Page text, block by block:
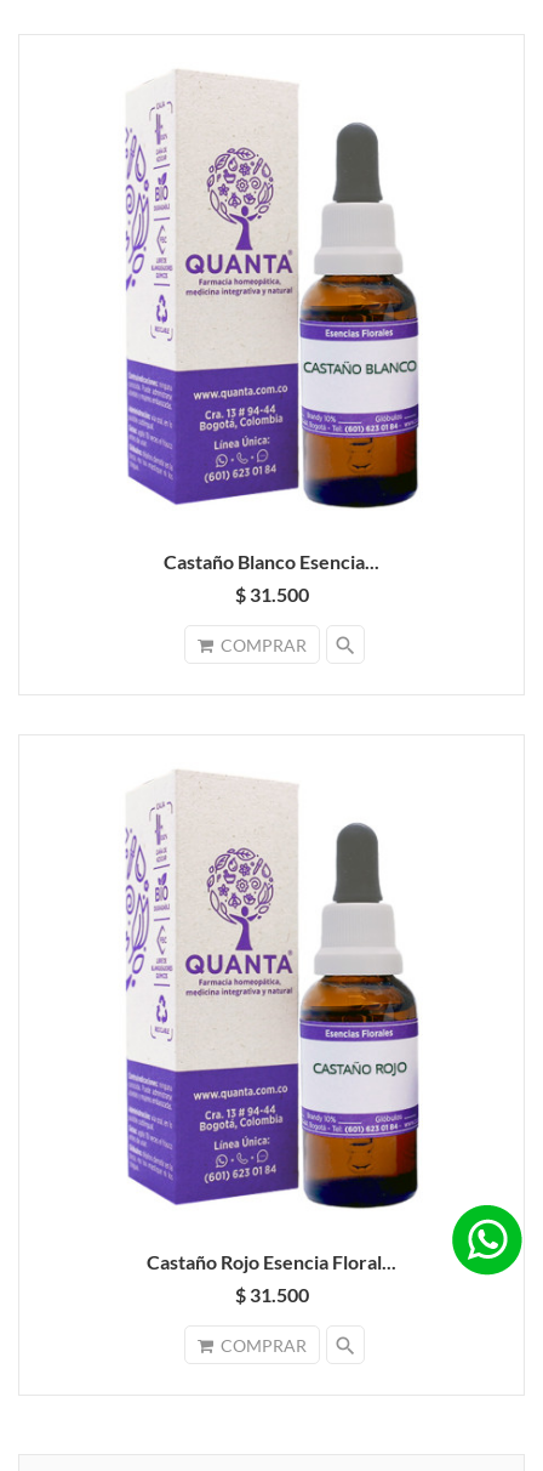
Castaño Blanco Esencia...
$ 31.500
COMPRAR search
Castaño Rojo Esencia Floral...
$ 31.500
COMPRAR search